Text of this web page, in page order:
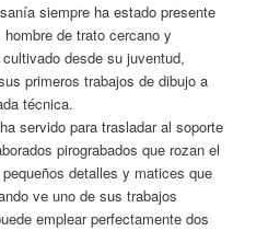
siempre ha estado presente
de trato cercano y
desde su juventud,
primeros trabajos de dibujo a
técnica.
servido para trasladar al soporte
pirograbados que rozan el
detalles y matices que
ve uno de sus trabajos
emplear perfectamente dos